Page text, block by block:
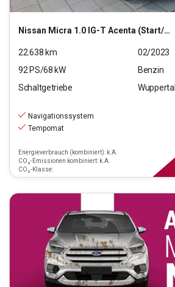
Nissan Micra 1.0 IG-T Acenta (Start/Stopp)(EURO 6d)
22.638 km
02/2023
92PS/68 kW
Benzin
Schaltgetriebe
Wuppertal
Navigationssystem
Tempomat
Energieverbrauch (kombiniert): k.A.
CO₂-Emissionen kombiniert: k.A.
CO₂-Klasse: